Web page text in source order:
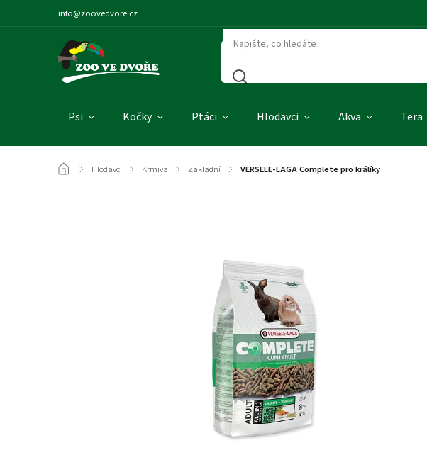
info@zoovedvore.cz
Psi Kočky Ptáci Hlodavci Akva Tera
/ Hlodavci / Krmiva / Základní / VERSELE-LAGA Complete pro králíky